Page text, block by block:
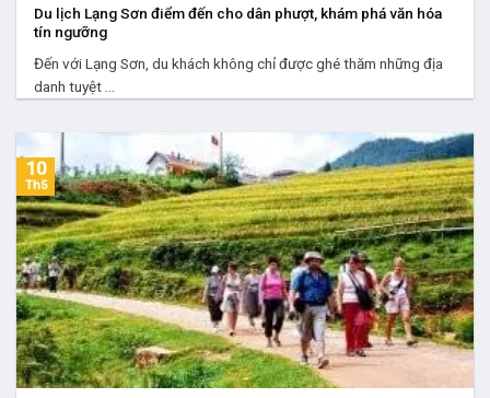
Du lịch Lạng Sơn điểm đến cho dân phượt, khám phá văn hóa
tín ngưỡng
Đến với Lạng Sơn, du khách không chỉ được ghé thăm những địa
danh tuyệt ...
10
Th5